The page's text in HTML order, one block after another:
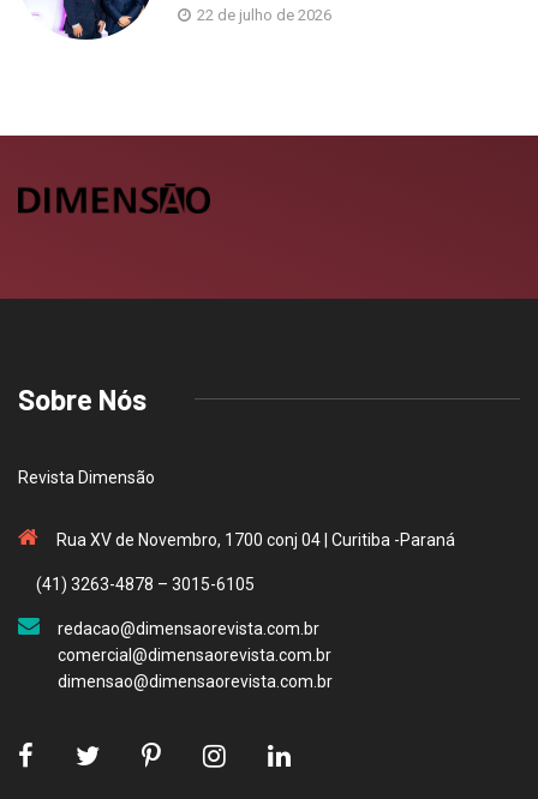
22 de julho de 2026
Sobre Nós
Revista Dimensão
Rua XV de Novembro, 1700 conj 04 | Curitiba -Paraná
(41) 3263-4878 – 3015-6105
redacao@dimensaorevista.com.br
comercial@dimensaorevista.com.br
dimensao@dimensaorevista.com.br